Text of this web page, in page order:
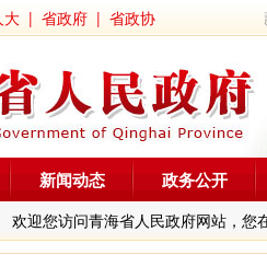
大 | 省政府 | 省政协
欢迎您访问青海省人民政府网站，您
新闻动态 政务公开